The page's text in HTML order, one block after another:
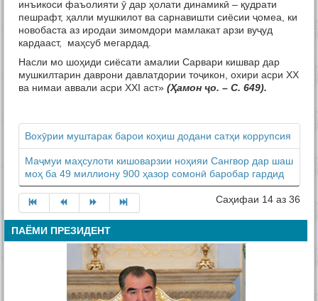
инъикоси фаъолияти ӯ дар ҳолати динамикӣ – қудрати
пешрафт, ҳалли мушкилот ва сарнавишти сиёсии ҷомеа, ки
новобаста аз иродаи зимомдори мамлакат арзи вуҷуд
кардааст, маҳсуб мегардад.
Насли мо шоҳиди сиёсати амалии Сарвари кишвар дар
мушкилтарин даврони давлатдории тоҷикон, охири асри ХХ
ва нимаи аввали асри ХХI аст» (Ҳамон ҷо. – С. 649).
Вохӯрии муштарак барои коҳиш додани сатҳи коррупсия
Маҷмуи маҳсулоти кишоварзии ноҳияи Сангвор дар шаш
моҳ ба 49 миллиону 900 ҳазор сомонӣ баробар гардид
Саҳифаи 14 аз 36
ПАЁМИ ПРЕЗИДЕНТ